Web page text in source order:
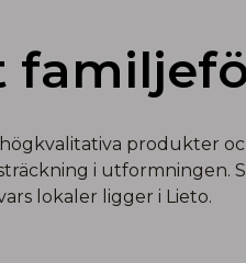
produkter
i utformningen.
lokaler ligger i Lieto.